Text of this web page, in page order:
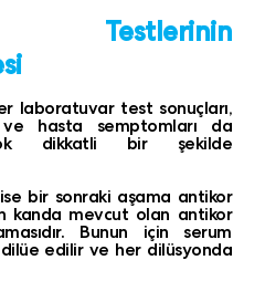
laboratuvar test sonuçları,
ve hasta semptomları da
dikkatli bir şekilde
bir sonraki aşama antikor
kanda mevcut olan antikor
Bunun için serum
edilir ve her dilüsyonda